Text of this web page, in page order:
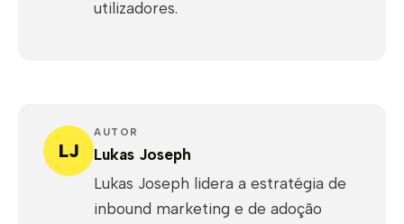
utilizadores.
LJ
AUTOR
Lukas Joseph
Lukas Joseph lidera a estratégia de
inbound marketing e de adoção